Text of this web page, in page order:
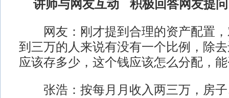
讲师与网友互动 积极回答网友提问
网友：刚才提到合理的资产配置，
到三万的人来说有没有一个比例，除
应该存多少，这个钱应该怎么分配，
张浩：按每月月收入两三万，房子